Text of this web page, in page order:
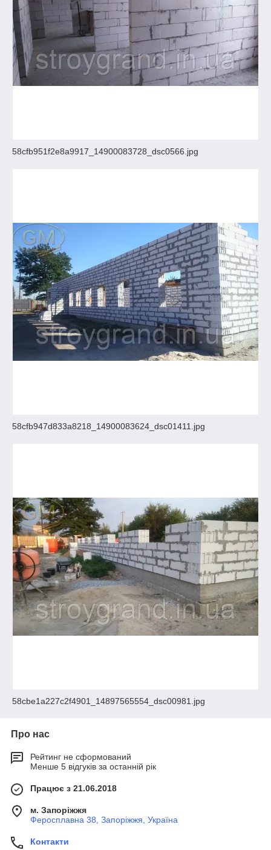
58cfb951f2e8a9917_14900083728_dsc0566.jpg
58cfb947d833a8218_14900083624_dsc01411.jpg
58cbe1a227c2f4901_14897565554_dsc00981.jpg
Про нас
Рейтинг не сформований
Менше 5 відгуків за останній рік
Працює з 21.06.2018
м. Запоріжжя
Феросплавна 38, Запоріжжя, Україна
Контакти